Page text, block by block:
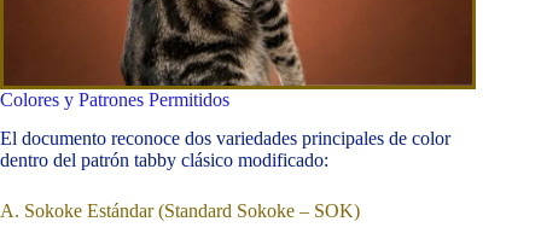
Colores y Patrones Permitidos
El documento reconoce dos variedades principales de color
dentro del patrón tabby clásico modificado:
A. Sokoke Estándar (Standard Sokoke – SOK)